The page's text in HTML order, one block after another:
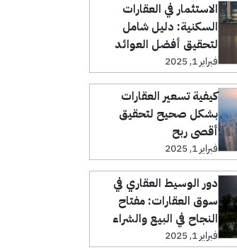
الاستثمار في العقارات
السكنية: دليل شامل
لتحقيق أفضل العوائد
فبراير 1, 2025
كيفية تسعير العقارات
بشكل صحيح لتحقيق
أقصى ربح
فبراير 1, 2025
دور الوسيط العقاري في
سوق العقارات: مفتاح
النجاح في البيع والشراء
فبراير 1, 2025